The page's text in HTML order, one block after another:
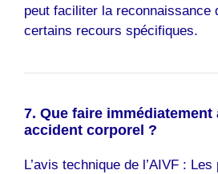
peut faciliter la reconnaissance
certains recours spécifiques.
7. Que faire immédiatement
accident corporel ?
L’avis technique de l’AIVF :